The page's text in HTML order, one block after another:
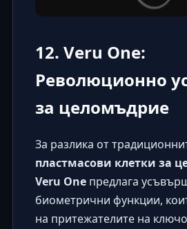
12. Veru One:
Революционно
за целомъдрие
За разлика от
пластмасови клетки за
Veru Oneпредлага
биометрични функции,
на притежателите на